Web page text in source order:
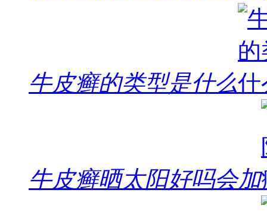
牛皮癣的类型是什么
牛皮癣晒太阳好吗会加